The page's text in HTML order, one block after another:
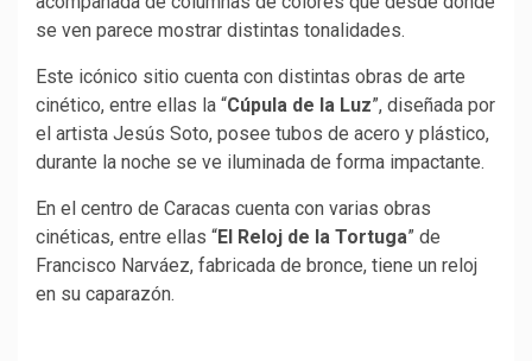
se ven parece mostrar distintas tonalidades.
Este icónico sitio cuenta con distintas obras de arte
cinético, entre ellas la “Cúpula de la Luz”, diseñada por
el artista Jesús Soto, posee tubos de acero y plástico,
durante la noche se ve iluminada de forma impactante.
En el centro de Caracas cuenta con varias obras
cinéticas, entre ellas “El Reloj de la Tortuga” de
Francisco Narváez, fabricada de bronce, tiene un reloj
en su caparazón.